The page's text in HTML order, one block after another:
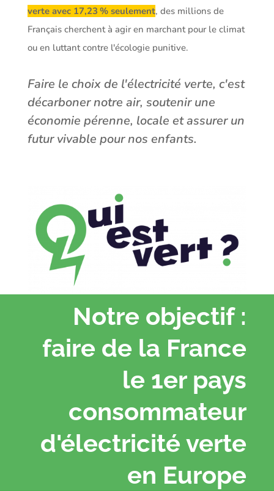
verte avec 17,23 % seulement, des millions de
Français cherchent à agir en marchant pour le climat
ou en luttant contre l'écologie punitive.
Faire le choix de l'électricité verte, c'est
décarboner notre air, soutenir une
économie pérenne, locale et assurer un
futur vivable pour nos enfants.
Notre objectif :
faire de la France
le 1er pays
consommateur
d'électricité verte
en Europe